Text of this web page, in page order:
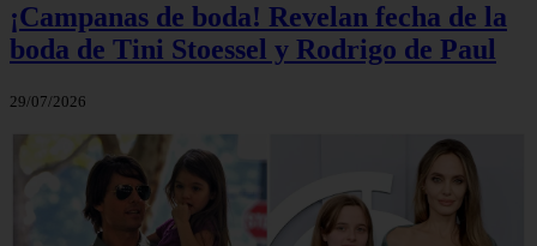
¡Campanas de boda! Revelan fecha de la
boda de Tini Stoessel y Rodrigo de Paul
29/07/2026